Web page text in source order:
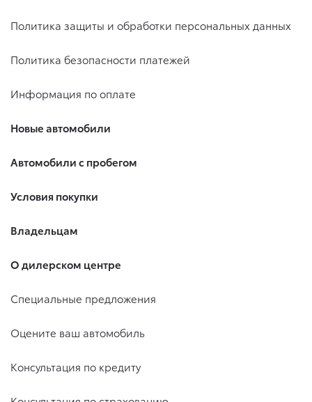
Политика защиты и обработки персональных данных
Политика безопасности платежей
Информация по оплате
Новые автомобили
Автомобили с пробегом
Условия покупки
Владельцам
О дилерском центре
Специальные предложения
Оцените ваш автомобиль
Консультация по кредиту